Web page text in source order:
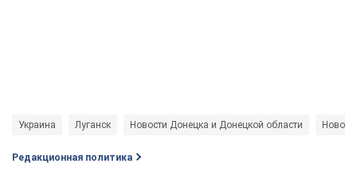
Украина Луганск Новости Донецка и Донецкой области
Редакционная политика